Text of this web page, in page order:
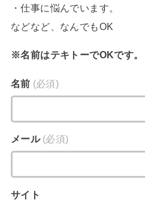
・仕事に悩んでいます。
などなど、なんでもOK
※名前はテキトーでOKです。
名前 (必須)
メール (必須)
サイト